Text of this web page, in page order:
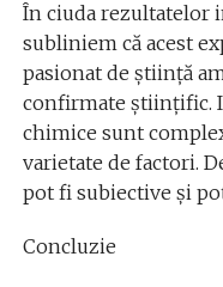
În ciuda rezultatelor
subliniem că acest
pasionat de știință
confirmate științific.
chimice sunt
varietate de factori.
pot fi subiective și
Concluzie